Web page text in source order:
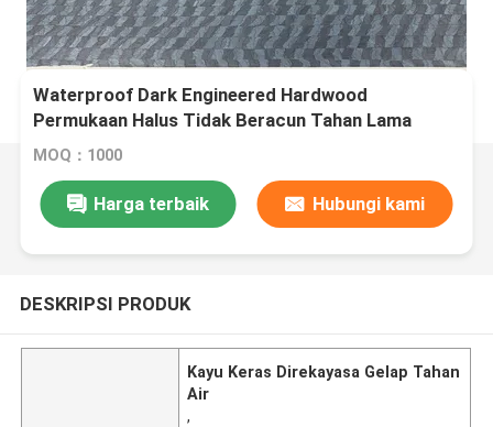
Waterproof Dark Engineered Hardwood
Permukaan Halus Tidak Beracun Tahan Lama
MOQ：1000
Harga terbaik Hubungi kami
DESKRIPSI PRODUK
Kayu Keras Direkayasa Gelap Tahan
Air
,